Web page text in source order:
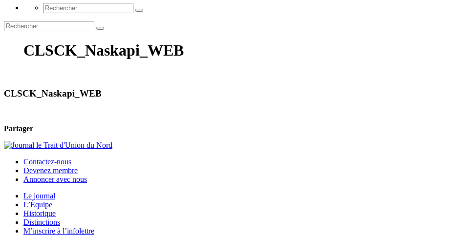
CLSCK_Naskapi_WEB
CLSCK_Naskapi_WEB
Partager
Contactez-nous
Devenez membre
Annoncer avec nous
Le journal
L’Équipe
Historique
Distinctions
M’inscrire à l’infolettre